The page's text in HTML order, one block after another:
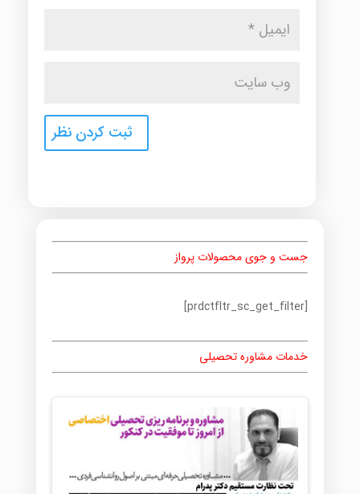
جست و جوی محصولات پرواز
[prdctfltr_sc_get_filter]
خدمات مشاوره تحصیلی